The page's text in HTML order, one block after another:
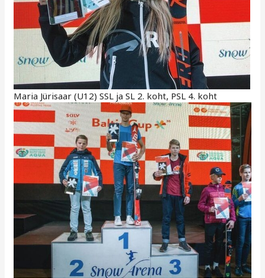
Maria Jürisaar (U12) SSL ja SL 2. koht, PSL 4. koht